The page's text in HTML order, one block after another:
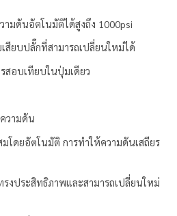
ามดันอัตโนมัติได้สูงถึง 1000psi
ยบปลั๊กที่สามารถเปลี่ยนใหม่ได้
สอบเทียบในปุ่มเดียว
วามดัน
โดยอัตโนมัติ การทำให้ความดันเสถียร
งประสิทธิภาพและสามารถเปลี่ยนใหม่